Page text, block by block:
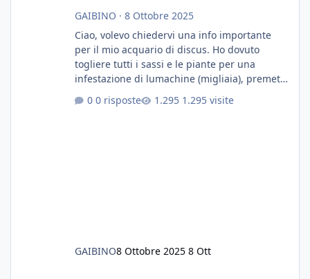
GAIBINO · 8 Ottobre 2025
Ciao, volevo chiedervi una info importante
per il mio acquario di discus. Ho dovuto
togliere tutti i sassi e le piante per una
infestazione di lumachine (migliaia), premetto
cardinali, e tre pulitori in una vasca con 200
0 risposte 1.295 visite
GAIBINO8 Ottobre 2025 8 Ott